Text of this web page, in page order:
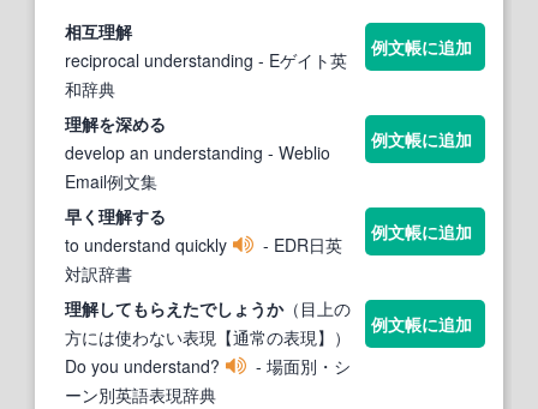
相互理解
reciprocal understanding - Eゲイト英
和辞典
例文帳に追加
理解を深める
develop an understanding - Weblio
Email例文集
例文帳に追加
早く 理解する
to understand quickly
- EDR日英
対訳辞書
例文帳に追加
理解してもらえたでしょうか（目上の
方には使わない表現【通常の表現】）
Do you understand?
- 場面別・シ
ーン別英語表現辞典
例文帳に追加